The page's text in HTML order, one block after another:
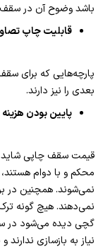
باشد وضوح آن در سقف
قابلیت چاپ
پارچه‌هایی که برای
بعدی را نیز دارند.
پایین بودن
قیمت سقف چاپی شاید
محکم و با دوام
نمی‌شوند. همچنین در
نمی‌دهند. هیچ گونه
گچی دیده می‌شود در
نیاز به بازسازی